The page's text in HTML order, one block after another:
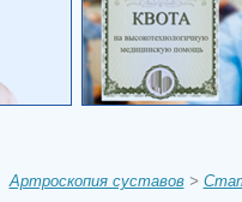
Артроскопия суставов>